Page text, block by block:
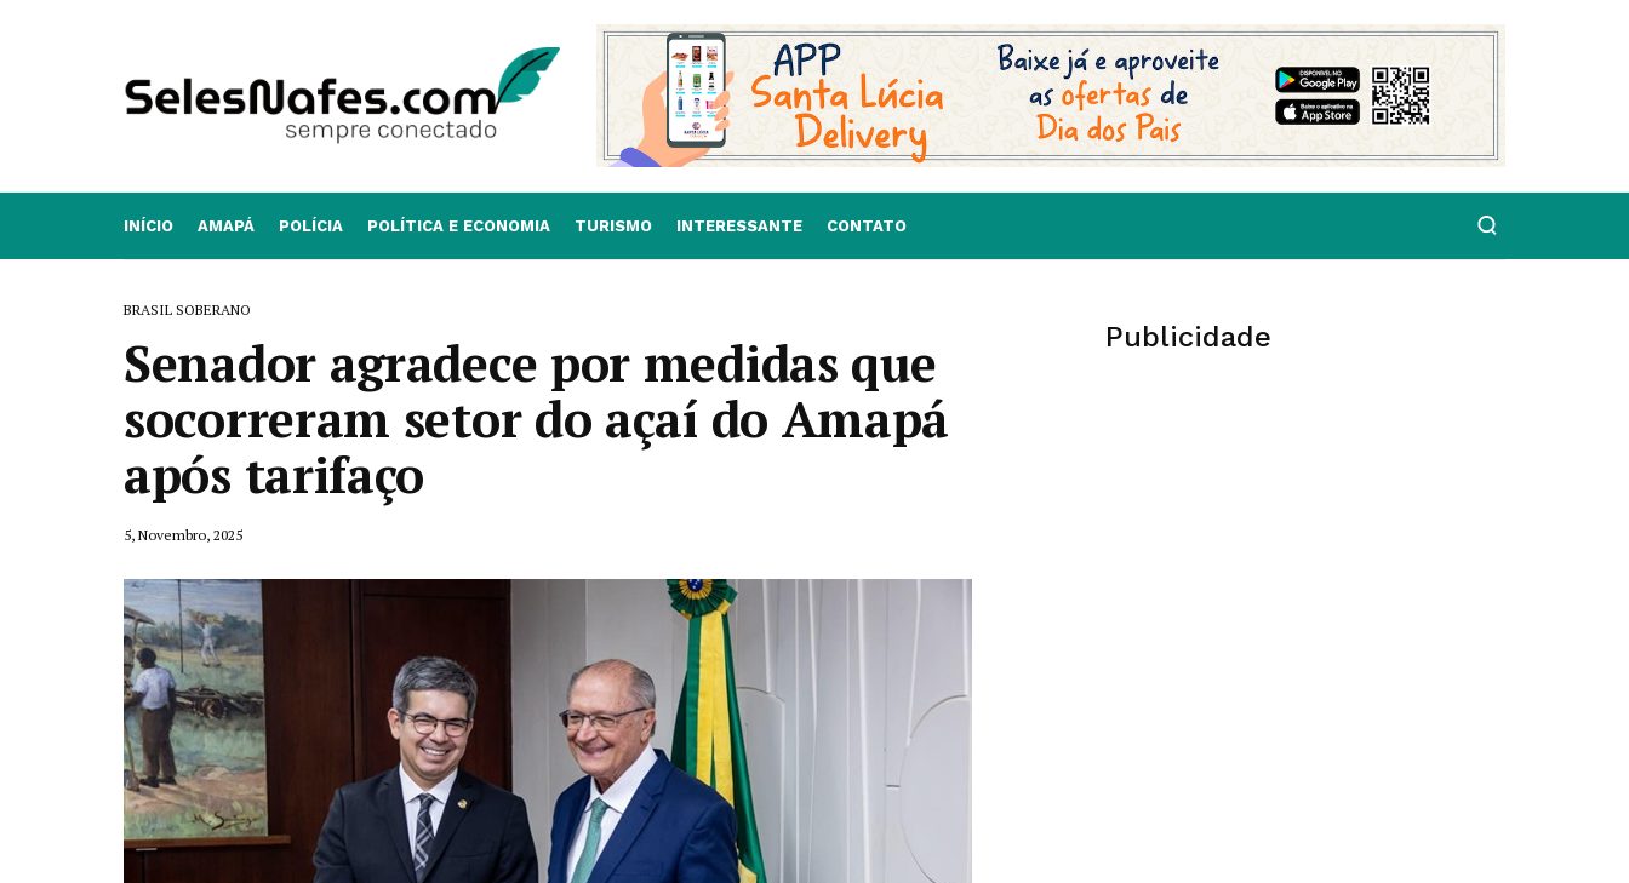
INÍCIO AMAPÁ POLÍCIA POLÍTICA E ECONOMIA TURISMO INTERESSANTE CONTATO
BRASIL SOBERANO
Senador agradece por medidas que
socorreram setor do açaí do Amapá
após tarifaço
5, Novembro, 2025
Publicidade